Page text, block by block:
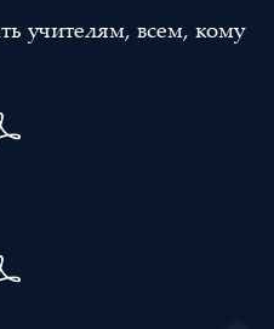
учителям, всем, кому